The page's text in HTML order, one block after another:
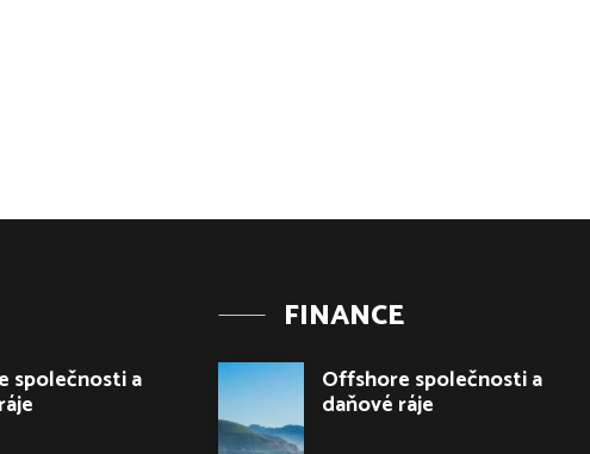
společnosti a
FINANCE
Offshore společnosti a
daňové ráje